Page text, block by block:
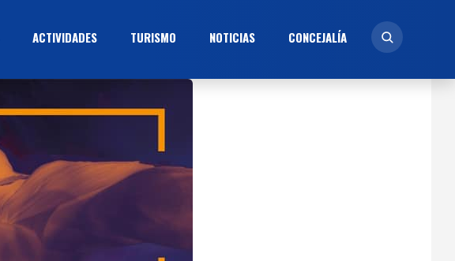
ACTIVIDADES TURISMO NOTICIAS CONCEJALÍ­A